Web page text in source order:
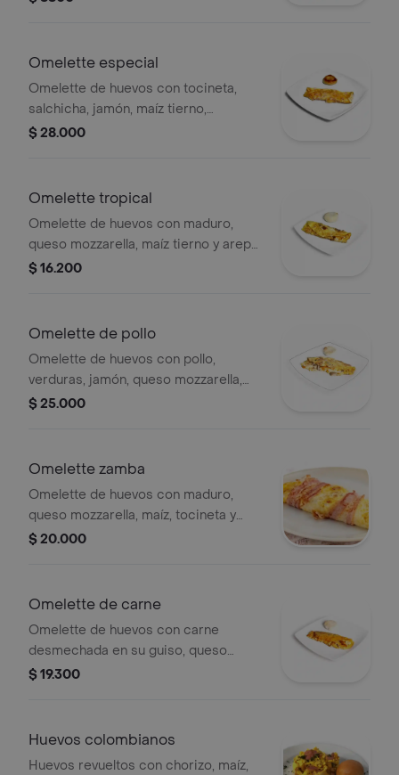
Omelette especial
Omelette de huevos con tocineta,
salchicha, jamón, maíz tierno,
champiñones, queso mozzarella y
$ 28.000
Omelette tropical
Omelette de huevos con maduro,
queso mozzarella, maíz tierno y arepa
o pan.
$ 16.200
Omelette de pollo
Omelette de huevos con pollo,
verduras, jamón, queso mozzarella,
champiñones y arepa o pan.
$ 25.000
Omelette zamba
Omelette de huevos con maduro,
queso mozzarella, maíz, tocineta y
arepa o pan.
$ 20.000
Omelette de carne
Omelette de huevos con carne
desmechada en su guiso, queso
mozzarella y arepa o pan.
$ 19.300
Huevos colombianos
Huevos revueltos con chorizo, maíz,